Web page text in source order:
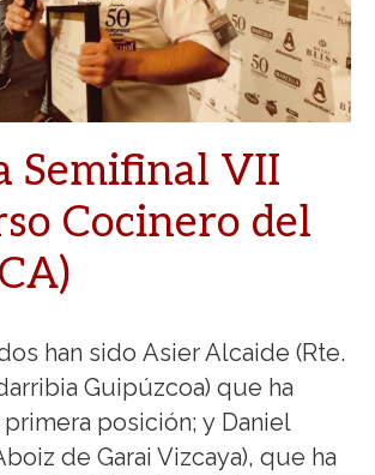
Semifinal VII
Cocinero del
han sido Asier Alcaide (Rte.
Guipúzcoa) que ha
posición; y Daniel
de Garai Vizcaya), que ha